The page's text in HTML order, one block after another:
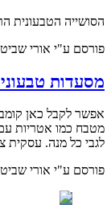
הסושייה הטבעונית
פורסם ע"י אורי שביט
מסעדות
אפשר לקבל כאן
מטבח כמו אטריות עם
לגבי כל מנה. עסקית
פורסם ע"י אורי שביט